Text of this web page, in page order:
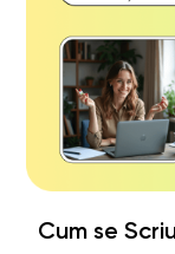
Cum se